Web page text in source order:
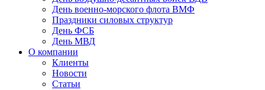
День военно-морского флота ВМФ
Праздники силовых структур
День ФСБ
День МВД
О компании
Клиенты
Новости
Статьи